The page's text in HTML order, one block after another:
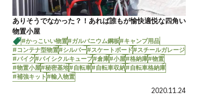
ありそうでなかった？！あれば誰もが愉快適悦な四角い
物置小屋
#かっこいい物置#ガルバニウム鋼板#キャンプ用品
#コンテナ型物置#シルバー#スケートボード#スチールガレージ
#バイク#バイシクルキューブ#倉庫#小屋#格納庫#物置
#物置小屋#秘密基地#自転車#自転車収納#自転車格納庫
#補強キット#輸入物置
2020.11.24